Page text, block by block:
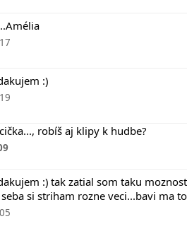
:)
robíš aj klipy k hudbe?
:) tak zatial som taku moznost
si striham rozne veci...bavi ma to